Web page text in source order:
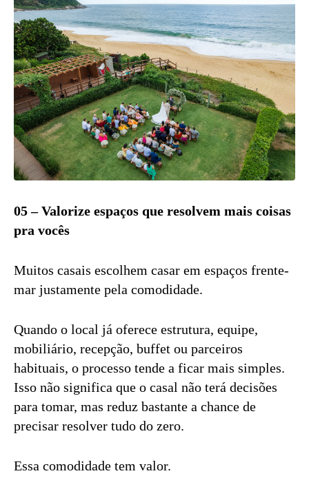
05 – Valorize espaços que resolvem mais coisas
pra vocês
Muitos casais escolhem casar em espaços frente-
mar justamente pela comodidade.
Quando o local já oferece estrutura, equipe,
mobiliário, recepção, buffet ou parceiros
habituais, o processo tende a ficar mais simples.
Isso não significa que o casal não terá decisões
para tomar, mas reduz bastante a chance de
precisar resolver tudo do zero.
Essa comodidade tem valor.